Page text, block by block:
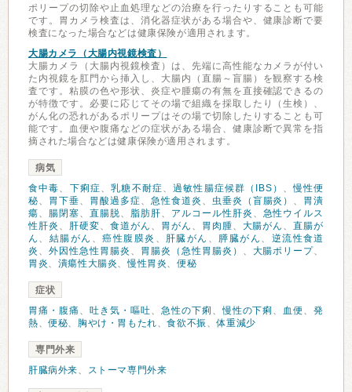
ポリープの切除や止血処理などの治療を行ったりすることも可能
です。胃カメラ検査は、消化器症状がある場合や、健康診断で要
検査になった場合などは健康保険が適用されます。
大腸カメラ（大腸内視鏡検査）
大腸カメラ（大腸内視鏡検査）は、先端に高性能なカメラが付い
た内視鏡を肛門から挿入し、大腸内（直腸～盲腸）を観察する検
査です。粘膜の色や形状、炎症や腫瘍の有無を直接確認できるの
が特徴です。必要に応じてその場で組織を採取したり（生検）、
がん化の恐れがあるポリープはその場で切除したりすることも可
能です。血便や腹痛などの症状がある場合、健康診断で異常を指
摘された場合などは健康保険が適用されます。
病気
食中毒、 下痢症、乳糖不耐症、過敏性腸症候群（IBS） 、慢性便
秘、 胃下垂、 胃酸過多症、 急性食道炎 、 虫垂炎（盲腸炎） 、 胃潰
瘍、 腸閉塞、 直腸脱、 脂肪肝、 アルコール性肝炎 、 急性ウイルス
性肝炎 、 肝硬変、 食道がん 、 胃がん 、 胃肉腫、 大腸がん 、直腸が
ん 、 結腸がん 、癌性腹膜炎 、 肝臓がん 、 膵臓がん 、 逆流性食道
炎 、 外因性急性胃腸炎 、 胃腸炎（急性胃腸炎） 、 大腸ポリープ、
胃炎、 潰瘍性大腸炎、慢性胃炎、便秘
症状
胃痛・腹痛 、 吐き気・嘔吐、 急性の下痢 、慢性の下痢 、 血便、発
熱、便秘、 胸やけ・胃もたれ、食欲不振 、体重減少
専門外来
肝臓病外来、 ストーマ専門外来